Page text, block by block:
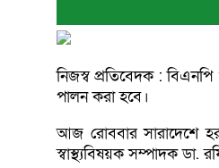
নিজস্ব প্রতিবেদক : বিএনপি
পালন করা হবে।
আজ রোববার সারাদেশে
স্বাস্থ্যবিষয়ক সম্পাদক